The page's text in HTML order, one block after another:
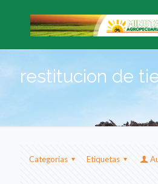
restitucion de
Categorias Etiquetas